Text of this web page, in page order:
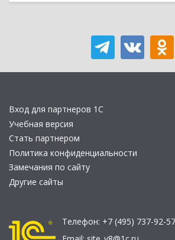
Вход для партнеров 1С
Учебная версия
Стать партнером
Политика конфиденциальности
Замечания по сайту
Другие сайты
Телефон: +7 (495) 737-92-57